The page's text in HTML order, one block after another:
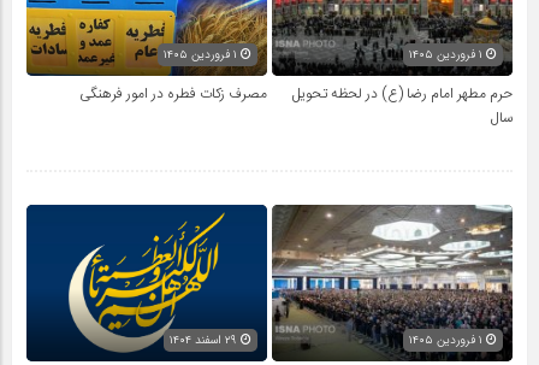
حرم مطهر امام رضا (ع) در لحظه تحویل
سال
مصرف زکات فطره در امور فرهنگی